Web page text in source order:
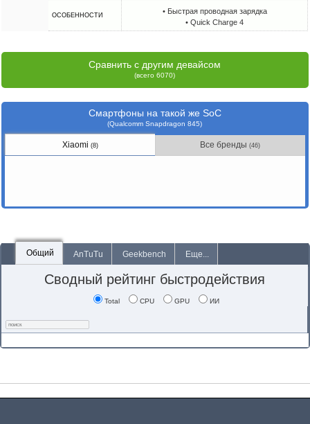
ОСОБЕННОСТИ
• Быстрая проводная зарядка
• Quick Charge 4
Сравнить с другим девайсом
(всего 6070)
Смартфоны на такой же SoC
(Qualcomm Snapdragon 845)
Xiaomi (8) Все бренды(46)
Общий AnTuTu Geekbench Еще...
Сводный рейтинг быстродействия
Total CPU GPU ИИ